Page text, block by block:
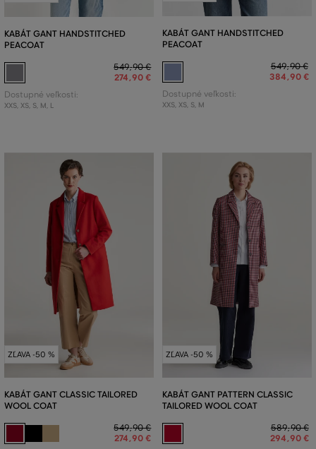
KABÁT GANT HANDSTITCHED
PEACOAT
549,90 €
274,90 €
Dostupné veľkosti:
XXS, XS, S, M, L
KABÁT GANT HANDSTITCHED
PEACOAT
549,90 €
384,90 €
Dostupné veľkosti:
XXS, XS, S, M
ZĽAVA -50 %
KABÁT GANT CLASSIC TAILORED
WOOL COAT
549,90 €
274,90 €
ZĽAVA -50 %
KABÁT GANT PATTERN CLASSIC
TAILORED WOOL COAT
589,90 €
294,90 €